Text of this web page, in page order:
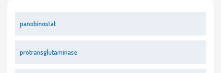
panobinostat
protransglutaminase